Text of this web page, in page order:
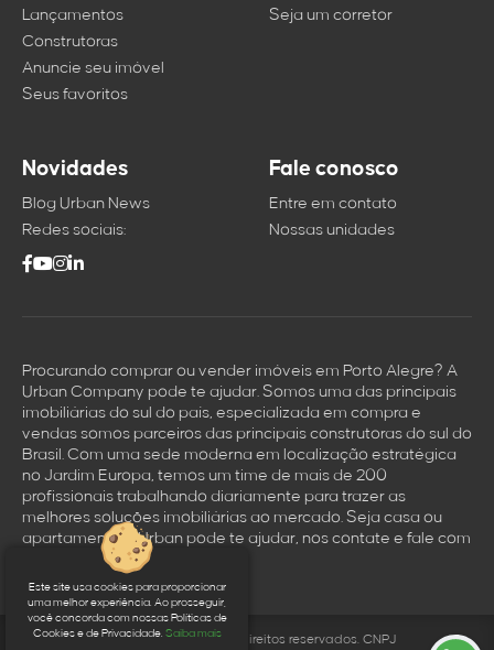
Lançamentos
Construtoras
Anuncie seu imóvel
Seus favoritos
Seja um corretor
Novidades
Blog Urban News
Redes sociais:
Fale conosco
Entre em contato
Nossas unidades
Procurando comprar ou vender imóveis em Porto Alegre? A
Urban Company pode te ajudar. Somos uma das principais
imobiliárias do sul do país, especializada em compra e
vendas somos parceiros das principais construtoras do sul do
Brasil. Com uma sede moderna em localização estratégica
no Jardim Europa, temos um time de mais de 200
profissionais trabalhando diariamente para trazer as
melhores soluçōes imobiliárias ao mercado. Seja casa ou
apartamento a Urban pode te ajudar, nos contate e fale com
um dos nossos corretores.
© 2026 Urban Company. Todos os direitos reservados. CNPJ
Este site usa cookies para proporcionar
uma melhor experiência. Ao prosseguir,
você concorda com nossas Políticas de
Cookies e de Privacidade. Saiba mais